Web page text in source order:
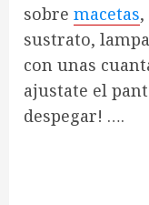
sobre macetas
sustrato,
con unas
ajustate el
despegar! ….